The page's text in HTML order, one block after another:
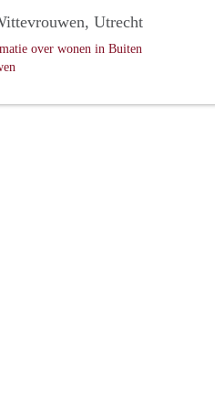
Utrecht
over wonen in Buiten